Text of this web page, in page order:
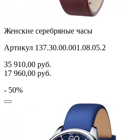
Женские серебряные часы
Артикул 137.30.00.001.08.05.2
35 910,00 руб.
17 960,00 руб.
- 50%